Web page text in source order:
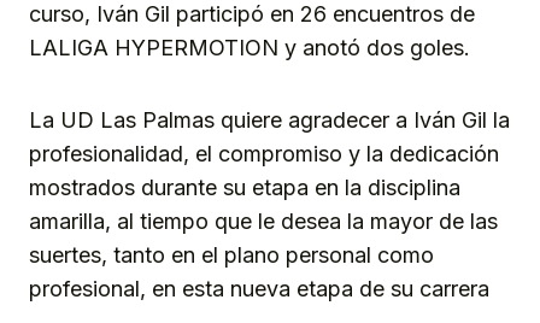
curso, Iván Gil participó en 26 encuentros de
LALIGA HYPERMOTION y anotó dos goles.
La UD Las Palmas quiere agradecer a Iván Gil la
profesionalidad, el compromiso y la dedicación
mostrados durante su etapa en la disciplina
amarilla, al tiempo que le desea la mayor de las
suertes, tanto en el plano personal como
profesional, en esta nueva etapa de su carrera